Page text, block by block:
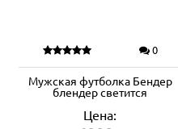
0
Мужская футболка Бендер
блендер светится
Цена: